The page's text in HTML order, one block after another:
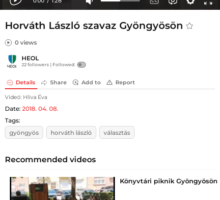
Horváth László szavaz Gyöngyösön
0 views
HEOL
22 followers | Followed:
Details Share Add to Report
Videó: Hliva Éva
Date: 2018. 04. 08.
Tags:
gyöngyös
horváth lászló választás
Recommended videos
Könyvtári piknik Gyöngyösön